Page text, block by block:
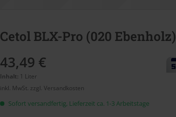
Cetol BLX-Pro (020 Ebenholz)
43,49 €
Inhalt: 1 Liter
inkl. MwSt. zzgl. Versandkosten
Sofort versandfertig, Lieferzeit ca. 1-3 Arbeitstage